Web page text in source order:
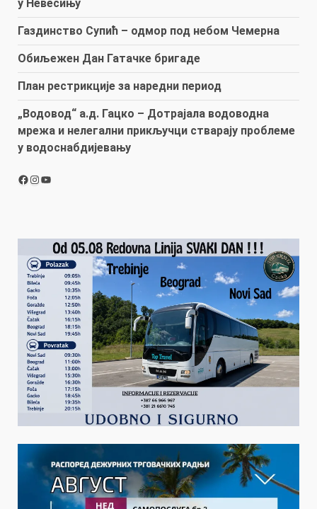
у Невесињу
Газдинство Супић – одмор под небом Чемерна
Обиљежен Дан Гатачке бригаде
План рестрикције за наредни период
„Водовод“ а.д. Гацко – Дотрајала водоводна
мрежа и нелегални прикључци стварају проблеме
у водоснабдијевању
Facebook
Instagram
YouTube